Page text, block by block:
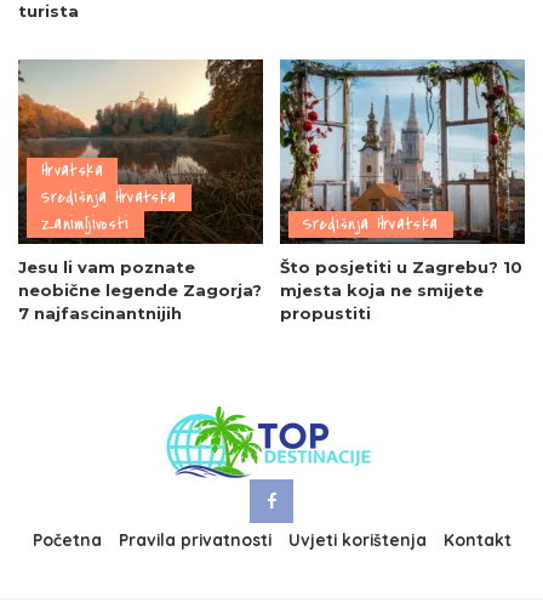
turista
Hrvatska
Središnja Hrvatska
Zanimljivosti
Jesu li vam poznate
neobične legende Zagorja?
7 najfascinantnijih
Središnja Hrvatska
Što posjetiti u Zagrebu? 10
mjesta koja ne smijete
propustiti
Početna Pravila privatnosti Uvjeti korištenja Kontakt